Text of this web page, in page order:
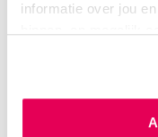
informatie over jou
website en
van jouw